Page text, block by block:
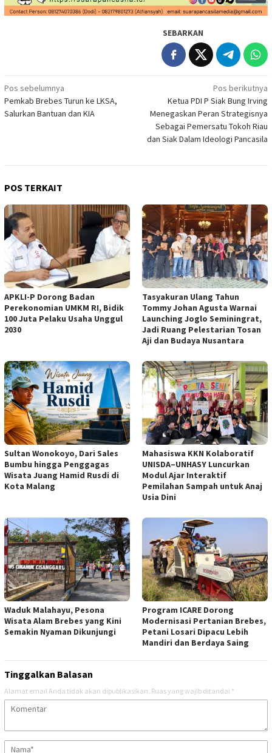
SEBARKAN
Navigasi
pos
Pos sebelumnya
Pemkab Brebes Turun ke LKSA,
Salurkan Bantuan dan KIA
Pos berikutnya
Ketua PDI P Siak Bung Irving
Menegaskan Peran Strategisnya
Sebagai Pemersatu Tokoh Riau
dan Siak Dalam Ideologi Pancasila
POS TERKAIT
APKLI-P Dorong Badan
Perekonomian UMKM RI, Bidik
100 Juta Pelaku Usaha Unggul
2030
Tasyakuran Ulang Tahun
Tommy Johan Agusta Warnai
Launching Joglo Seminingrat,
Jadi Ruang Pelestarian Tosan
Aji dan Budaya Nusantara
Sultan Wonokoyo, Dari Sales
Bumbu hingga Penggagas
Wisata Juang Hamid Rusdi di
Kota Malang
Mahasiswa KKN Kolaboratif
UNISDA–UNHASY Luncurkan
Modul Ajar Interaktif
Pemilahan Sampah untuk Anaj
Usia Dini
Waduk Malahayu, Pesona
Wisata Alam Brebes yang Kini
Semakin Nyaman Dikunjungi
Program ICARE Dorong
Modernisasi Pertanian Brebes,
Petani Losari Dipacu Lebih
Mandiri dan Berdaya Saing
Tinggalkan Balasan
Alamat email Anda tidak akan dipublikasikan. Ruas yang wajib ditandai *